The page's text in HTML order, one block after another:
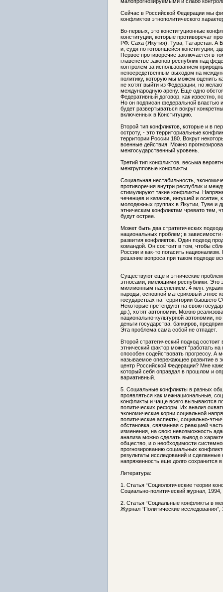
Сейчас в Российской Федерации мы
конфликтов этнополитического
Во-первых, это конституционные
конституции, которые противоречат
РФ: Саха (Якутия), Тува, Татарстан. А
и, судя по готовящейся конституции,
Первое противоречие заключается в
главенстве законов республик над
контролем за использованием
непосредственным выходом на
политику, которую мы можем оценить
не хотят выйти из Федерации, но
международную арену. Еще одно
Федеративный договор, как известно,
Но он подписан федеральной властью
будет развертываться вокруг
включенных в Конституцию.
Второй тип конфликтов, которые и в
остроту, - это территориальные
территории России 180. Вокруг
военные действия. Можно
межгосударственный уровень.
Третий тип конфликтов, весьма
межгрупповые конфликты.
Социальная нестабильность,
противоречия внутри республик и
стимулируют такие конфликты.
чеченцев и казаков, ингушей и осетин,
молодежных группах в Якутии, Туве и
этническим конфликтам чревато тем,
будут острее.
Может быть два стратегических
национальных проблем; в зависимости
развития конфликтов. Один подход
командой. Он состоит в том, чтобы
России и как-то погасить
решение вопроса при таком подходе
Существуют еще и этнические
этносами, имеющими республики. Это
миллионным населением: 4 млн.
народы, основной материковый этнос
государствах на территории бывшего
Некоторые претендуют на свою
др.), хотят автономии. Можно
национально-культурной автономии,
деньги государства, банкиров,
Эта проблема сама собой не отпадет.
Второй стратегический подход
этнический фактор может "работать на
способен содействовать прогрессу. А
называемое опережающее развитие в
центр Российской Федерации? Мне
который себя оправдал в прошлом и
вариативный.
5. Социальные конфликты в разных
проявляться как межнациональные,
конфликты и чаще всего вызываются
политических реформ. Их анализ
экономические корни социальной
политические аспекты, социально-
обстановка, связанная с реакцией
изменения, на свою невозможность
анализа можно сделать вывод о
общество, и о необходимости
прогнозированию социальных
результаты исследований и сделанные
напряженность еще долго сохранится
Литература:
1. Статья “Социологические теории
Социально-политический журнал, 1994,
2. Статья “Социальные конфликты в
Журнал “Политические исследования”,